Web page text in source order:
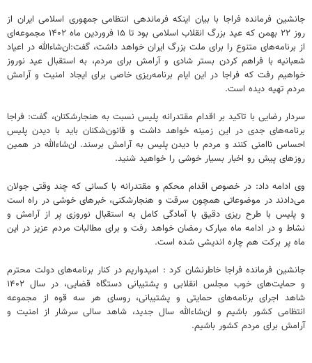
جانشین فرمانده فراجا با بیان اینکه فرماندهی انتظامی جمهوری اسلامی ایران از
روز ۲۲ بهمن که عید بزرگ انقلاب اسلامی بود تا ۱۵ فروردین ماه ۱۴۰۲ مجموعه‌ای
از برنامه‌های متنوع را برای ملت بزرگ ایران خواهد داشت، گفت:‌ان‌شاءالله در اعیاد
شعبانیه با فراهم کردن بستر شادی و آرامش برای مردم، به استقبال عید نوروز
خواهیم رفت که فراجا در این ایام برنامه‌ریزی خاصی برای ایجاد امنیت و آرامش
مردم تهیه دیده است.
سردار رضایی با تاکید بر اقدام مقتدرانه پلیس نسبت به هنجارشکنان، گفت: فراجا
برنامه‌های جدی در این زمینه خواهد داشت و قانون‌شکنان باید با دیدن پلیس
احساس ناامنی کنند و مردم با دیدن پلیس به آرامش برسند. ان‌شاءالله در همین
روزهای پیش رو اخبار بسیار خوشی را خواهید شنید.
وی ادامه داد: در خصوص اقدام محکم و مقتدرانه با کسانی که چند وقتی جولان
می‌دادند در موضوعاتی همچون سرقت و هنجارشکنی، خبرهای خوشی در راه است
و پلیس با طرح ریزی دقیق با آمادگی کامل به استقبال نوروزی پر از آرامش و
نشاط و در ادامه ماه مبارک رمضان خواهد رفت و برای مطالبات مردم عزیز در این
ماه پر برکت هم چاره اندیشی شده است.
جانشین فرمانده فراجا خاطرنشان کرد : امیدواریم در کنار برنامه‌های دولت محترم
و حمایت‌های خوب مجلس انقلابی و پشتیبانی دستگاه قضایی، در سال ۱۴۰۲
شاهد اجرای برنامه‌های حمایتی و پشتیبانی، روسای هر سه قوه از مجموعه
انتظامی کشور باشیم و ان‌شاءالله سال جدید، شاهد سالی سرشار از امنیت و
آرامش برای مردم کشور باشیم.